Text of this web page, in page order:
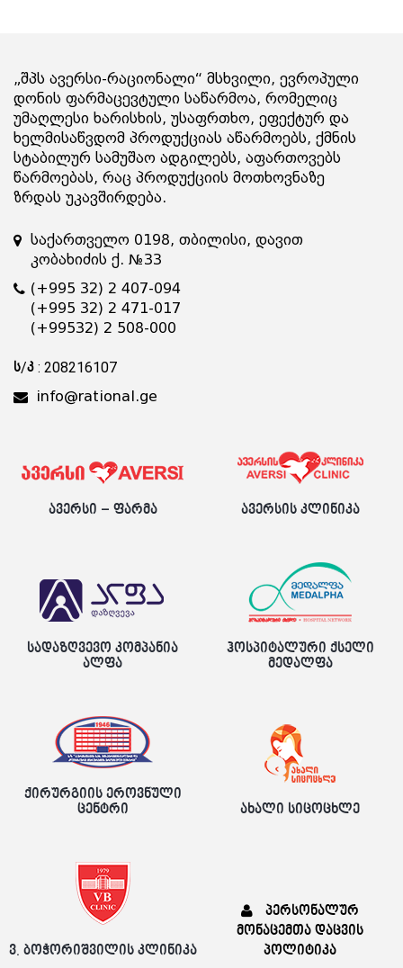
„შპს ავერსი-რაციონალი“ მსხვილი, ევროპული
დონის ფარმაცევტული საწარმოა, რომელიც
უმაღლესი ხარისხის, უსაფრთხო, ეფექტურ და
ხელმისაწვდომ პროდუქციას აწარმოებს, ქმნის
სტაბილურ სამუშაო ადგილებს, აფართოვებს
წარმოებას, რაც პროდუქციის მოთხოვნაზე
ზრდას უკავშირდება.
საქართველო 0198, თბილისი, დავით
კობახიძის ქ. №33
(+995 32) 2 407-094
(+995 32) 2 471-017
(+99532) 2 508-000
ს/კ : 208216107
info@rational.ge
ავერსი – ფარმა ავერსის კლინიკა
სადაზღვევო კომპანია
ალფა
ჰოსპიტალური ქსელი
მედალფა
ქირურგიის ეროვნული
ცენტრი
ახალი სიცოცხლე
ვ. ბოჭორიშვილის კლინიკა
პერსონალურ
მონაცემთა დაცვის
პოლიტიკა